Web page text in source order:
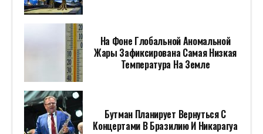
На Фоне Глобальной Аномальной
Жары Зафиксирована Самая Низкая
Температура На Земле
Бутман Планирует Вернуться С
Концертами В Бразилию И Никарагуа